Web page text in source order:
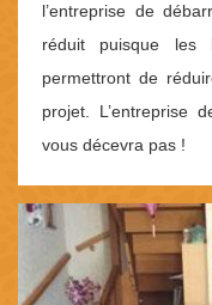
l’entreprise de
réduit puisque les
permettront de
projet. L’entreprise
vous décevra pas !